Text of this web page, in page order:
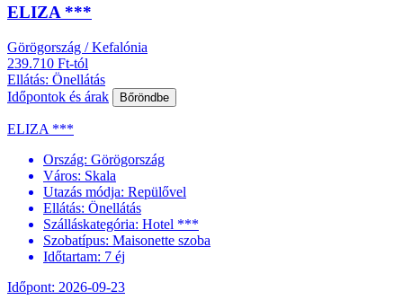
ELIZA ***
Görögország / Kefalónia
239.710 Ft-tól
Ellátás: Önellátás
Időpontok és árak
Bőröndbe
ELIZA ***
Ország: Görögország
Város: Skala
Utazás módja: Repülővel
Ellátás: Önellátás
Szálláskategória: Hotel ***
Szobatípus: Maisonette szoba
Időtartam: 7 éj
Időpont: 2026-09-23